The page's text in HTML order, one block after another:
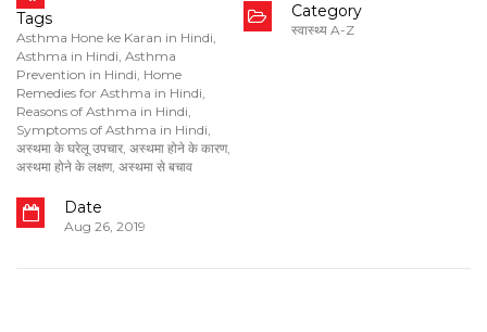
Tags
Asthma Hone ke Karan in Hindi,
Asthma in Hindi, Asthma
Prevention in Hindi, Home
Remedies for Asthma in Hindi,
Reasons of Asthma in Hindi,
Symptoms of Asthma in Hindi,
अस्थमा के घरेलू उपचार, अस्थमा होने के कारण,
अस्थमा होने के लक्षण, अस्‍थमा से बचाव
Category
स्वास्थ्य A-Z
Date
Aug 26, 2019